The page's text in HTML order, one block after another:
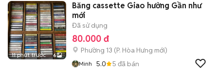
11 phút trước 6
Băng cassette Giao hưởng Gần như
mới
Đã sử dụng
80.000 đ
Phường 13 (P. Hòa Hưng mới)
Minh 5.0 5 đã bán